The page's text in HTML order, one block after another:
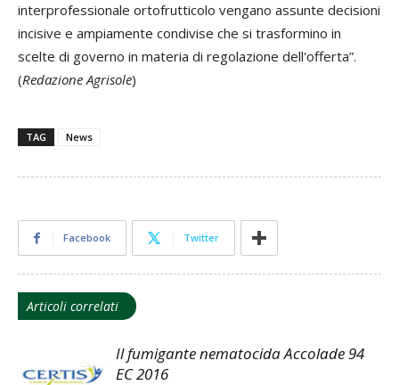
interprofessionale ortofrutticolo vengano assunte decisioni
incisive e ampiamente condivise che si trasformino in
scelte di governo in materia di regolazione dell'offerta”.
(Redazione Agrisole)
TAG News
Facebook Twitter
Articoli correlati
Il fumigante nematocida Accolade 94
EC 2016